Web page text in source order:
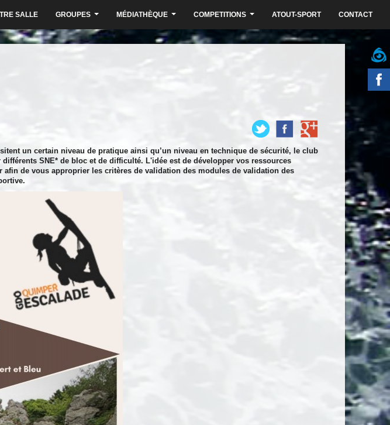
un certain niveau de pratique ainsi qu’un niveau en technique de sécurité, le club
SNE* de bloc et de difficulté. L'idée est de développer vos ressources
de vous approprier les critères de validation des modules de validation des
SALLE GROUPES MÉDIATHÈQUE COMPETITIONS ATOUT-SPORT CONTACT